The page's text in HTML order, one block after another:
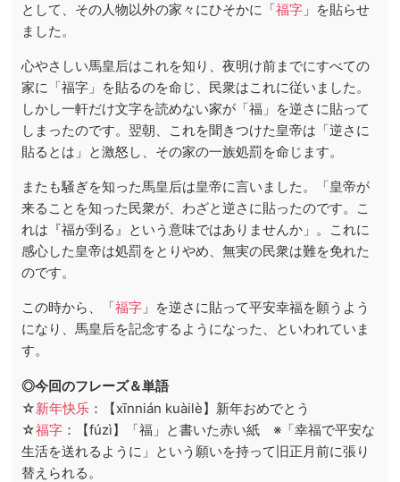
として、その人物以外の家々にひそかに「福字 」を貼らせ
ました。
心やさしい馬皇后はこれを知り、夜明け前までにすべての
家に「福字」を貼るのを命じ、民衆はこれに従いました。
しかし一軒だけ文字を読めない家が「福」を逆さに貼って
しまったのです。翌朝、これを聞きつけた皇帝は「逆さに
貼るとは」と激怒し、その家の一族処罰を命じます。
またも騒ぎを知った馬皇后は皇帝に言いました。「皇帝が
来ることを知った民衆が、わざと逆さに貼ったのです。こ
れは『福が到る』という意味ではありませんか」。これに
感心した皇帝は処罰をとりやめ、無実の民衆は難を免れた
のです。
この時から、「福字 」を逆さに貼って平安幸福を願うよう
になり、馬皇后を記念するようになった、といわれていま
す。
◎今回のフレーズ＆単語
☆新年快乐 ：【xīnnián kuàilè】新年おめでとう
☆福字 ：【fúzì】「福」と書いた赤い紙 ※「幸福で平安な
生活を送れるように」という願いを持って旧正月前に張り
替えられる。